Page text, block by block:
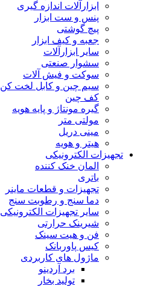
ابزارآلات اندازه گیری
پنس و ست ابزار
پیچ گوشتی
جعبه و کیف ابزار
سایر ابزارآلات
سشوار صنعتی
سوکت و فیش آلات
سیم چین و کابل لخت کن
کف چین
گیره مونتاژ و پایه هویه
مولتی متر
مینی دریل
هیتر و هویه
تجهیزات الکترونیکی
المان خنک کننده
باتری
تجهیزات و قطعات ماینر
دما سنج و رطوبت سنج
سایر تجهیزات الکترونیکی
شیرینک حرارتی
فن و هیت سینک
کیس پاوربانک
ماژول های کاربردی
برد آردینو
تولید بخار